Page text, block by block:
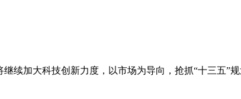
续加大科技创新力度，以市场为导向，抢抓“十三五”